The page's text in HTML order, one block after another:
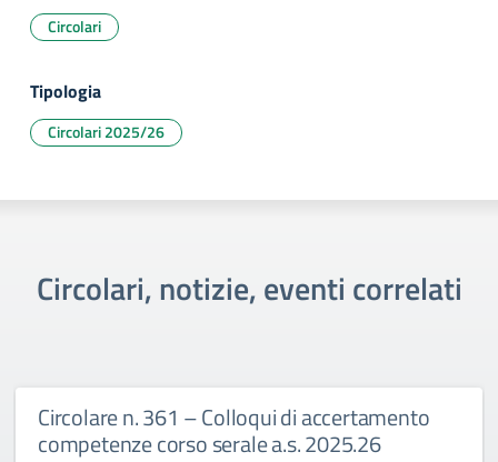
Circolari
Tipologia
Circolari 2025/26
Circolari, notizie, eventi correlati
Circolare n. 361 – Colloqui di accertamento
competenze corso serale a.s. 2025.26